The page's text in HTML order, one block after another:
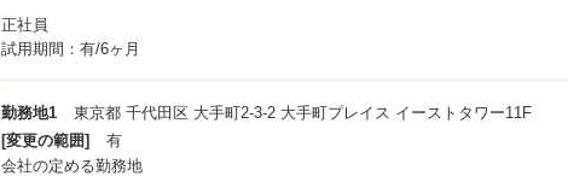
正社員
試用期間：有/6ヶ月
勤務地1
東京都 千代田区 大手町2-3-2 大手町プレイス イーストタワー11F
[変更の範囲]
有
会社の定める勤務地